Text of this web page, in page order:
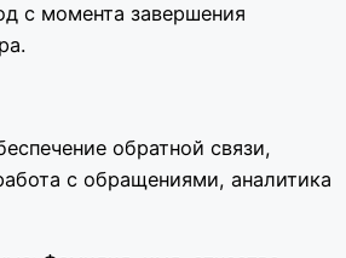
с момента завершения
обратной связи,
с обращениями, аналитика